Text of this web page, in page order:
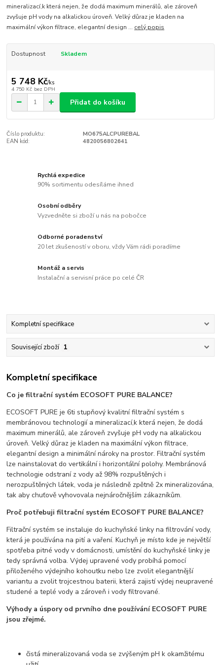
mineralizací,k která nejen, že dodá maximum minerálů, ale zároveň
zvyšuje pH vody na alkalickou úroveň. Velký důraz je kladen na
maximální výkon filtrace, elegantní design ... celý popis
Dostupnost Skladem
5 748 Kč/ks
4 750 Kč bez DPH
Přidat do košíku
Číslo produktu:
MO675ALCPUREBAL
EAN kód:
4820056802641
Rychlá expedice
90% sortimentu odesíláme ihned
Osobní odběry
Vyzvedněte si zboží u nás na pobočce
Odborné poradenství
20 let zkušeností v oboru, vždy Vám rádi poradíme
Montáž a servis
Instalační a servisní práce po celé ČR
Kompletní specifikace
Související zboží 1
Kompletní specifikace
Co je filtrační systém ECOSOFT PURE BALANCE?
ECOSOFT PURE je 6ti stupňový kvalitní filtrační systém s
membránovou technologií a mineralizací,k která nejen, že dodá
maximum minerálů, ale zároveň zvyšuje pH vody na alkalickou
úroveň. Velký důraz je kladen na maximální výkon filtrace,
elegantní design a minimální nároky na prostor. Filtrační systém
lze nainstalovat do vertikální i horizontální polohy. Membránová
technologie odstraní z vody až 98% rozpuštěných i
nerozpuštěných látek, voda je následně zpětně 2x mineralizována,
tak aby chuťově vyhovovala nejnáročnějším zákazníkům.
Proč potřebuji filtrační systém ECOSOFT PURE BALANCE?
Filtrační systém se instaluje do kuchyňské linky na filtrování vody,
která je používána na pití a vaření. Kuchyň je místo kde je největší
spotřeba pitné vody v domácnosti, umístění do kuchyňské linky je
tedy správná volba. Výdej upravené vody probíhá pomocí
přiloženého výdejního kohoutku nebo lze zvolit elegantnější
variantu a zvolit trojcestnou baterii, která zajistí výdej neupravené
studené a teplé vody a zároveň i vody filtrované.
Výhody a úspory od prvního dne používání ECOSOFT PURE
jsou zřejmé.
čistá mineralizovaná voda se zvýšeným pH k okamžitému